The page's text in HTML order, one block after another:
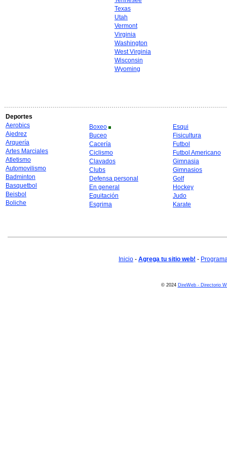
Texas
Utah
Vermont
Virginia
Washington
West Virginia
Wisconsin
Wyoming
Deportes
Aerobics
Ajedrez
Arquería
Artes Marciales
Atletismo
Automovilismo
Badminton
Basquetbol
Beisbol
Boliche
Boxeo
Buceo
Cacería
Ciclismo
Clavados
Clubs
Defensa personal
En general
Equitación
Esgrima
Esqui
Fisicultura
Futbol
Futbol Americano
Gimnasia
Gimnasios
Golf
Hockey
Judo
Karate
Inicio - Agrega tu sitio web! -
© 2024 DireWeb - Directorio